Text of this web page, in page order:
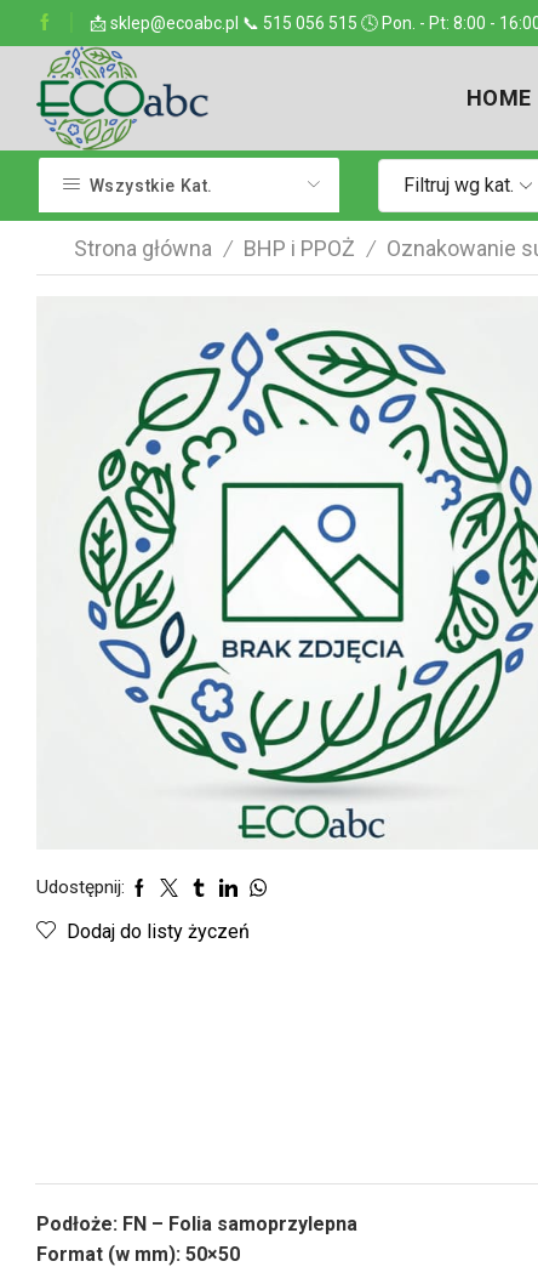
📩 sklep@ecoabc.pl 📞 515 056 515 🕓 Pon. - Pt: 8:00 -
w kraju Dostarczamy w każde
HOME
Wszystkie Kat. Filtruj wg kat.
Strona główna / BHP i PPOŻ / Oznakowanie
Udostępnij:
Dodaj do listy życzeń
Podłoże: FN – Folia samoprzylepna
Format (w mm): 50×50